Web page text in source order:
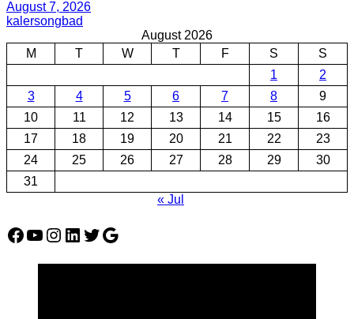
August 7, 2026
kalersongbad
August 2026
M
T W T F S
S
1
2
3
4 5 6 7 8
9
10
11 12 13 14 15
16
17
18 19 20 21 22
23
24
25 26 27 28 29
30
31
« Jul
Facebook
YouTube
Instagram
LinkedIn
Twitter
Google